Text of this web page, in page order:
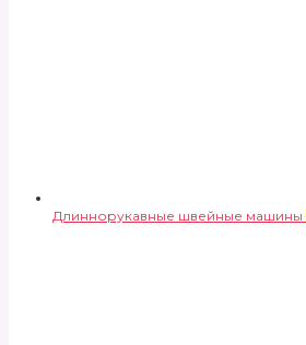
Длиннорукавные швейные машины